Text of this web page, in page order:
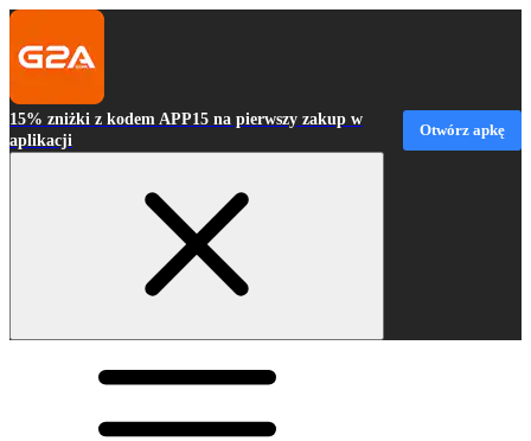
15% zniżki z kodem APP15 na pierwszy zakup w
aplikacji
Otwórz apkę